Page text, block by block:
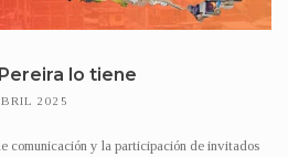
lo tiene
2025
comunicación y la participación de invitados